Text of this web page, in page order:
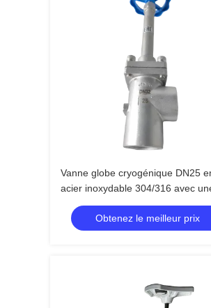
Vanne globe cryogénique DN25
acier inoxydable 304/316 avec
pression maximale de 5,0 MPa et
plage de température de -196 °C
Obtenez le meilleur prix